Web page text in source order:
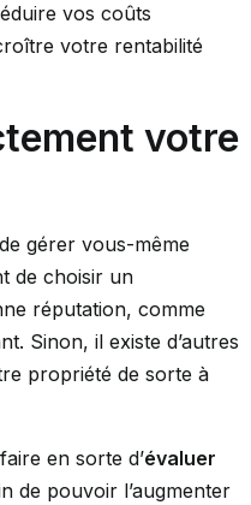
vos coûts
votre rentabilité
votre
gérer vous-même
de choisir un
réputation, comme
Sinon, il existe d’autres
propriété de sorte à
en sorte d’évaluer
de pouvoir l’augmenter